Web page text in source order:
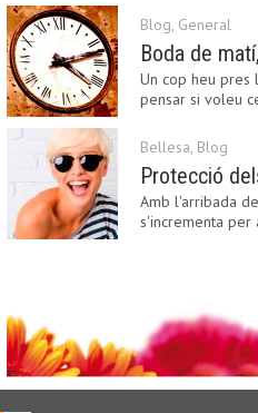
Blog, General
Boda de
Un cop heu pres
pensar si voleu
Bellesa, Blog
Amb l'arribada
s'incrementa